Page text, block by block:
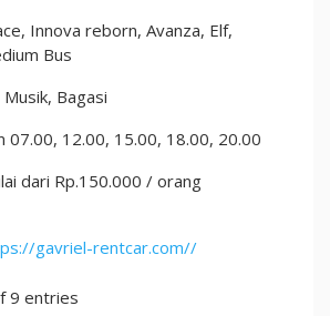
Innova reborn, Avanza, Elf,
Bus
Musik, Bagasi
07.00, 12.00, 15.00, 18.00, 20.00
dari Rp.150.000 / orang
gavriel-rentcar.com//
9 entries